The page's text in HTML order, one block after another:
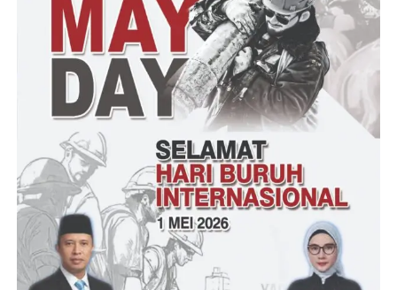
Post Views: 14